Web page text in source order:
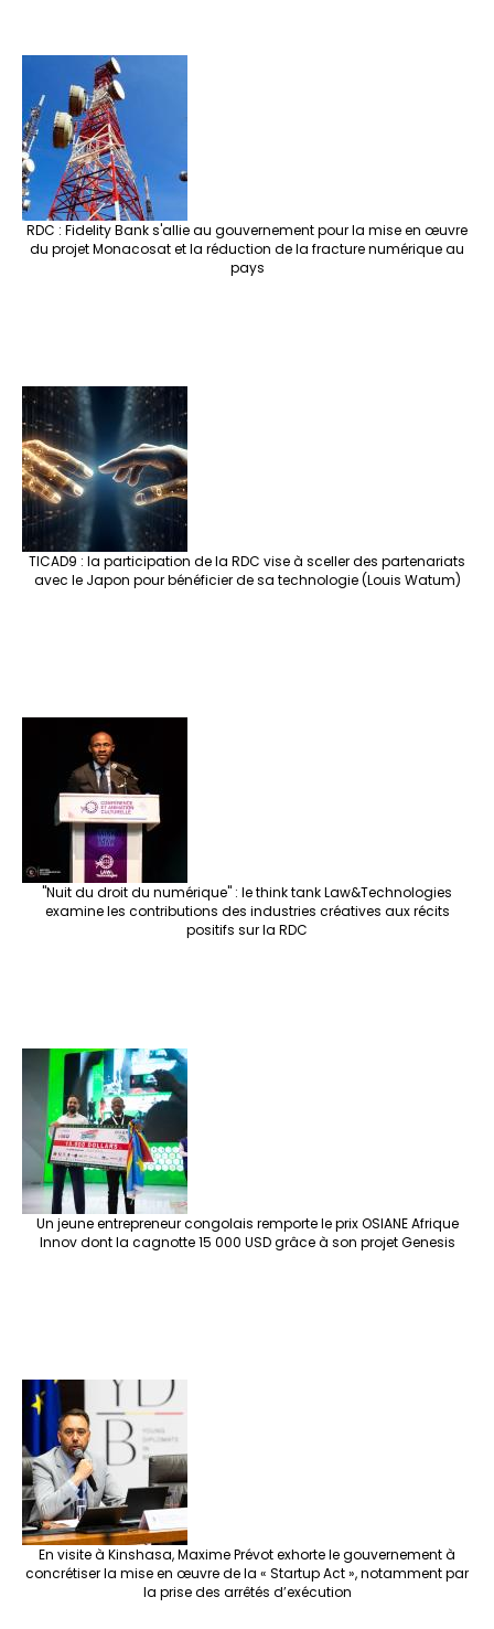
RDC : Fidelity Bank s'allie au gouvernement pour la mise en œuvre
du projet Monacosat et la réduction de la fracture numérique au
pays
TICAD9 : la participation de la RDC vise à sceller des partenariats
avec le Japon pour bénéficier de sa technologie (Louis Watum)
"Nuit du droit du numérique" : le think tank Law&Technologies
examine les contributions des industries créatives aux récits
positifs sur la RDC
Un jeune entrepreneur congolais remporte le prix OSIANE Afrique
Innov dont la cagnotte 15 000 USD grâce à son projet Genesis
En visite à Kinshasa, Maxime Prévot exhorte le gouvernement à
concrétiser la mise en œuvre de la « Startup Act », notamment par
la prise des arrêtés d’exécution